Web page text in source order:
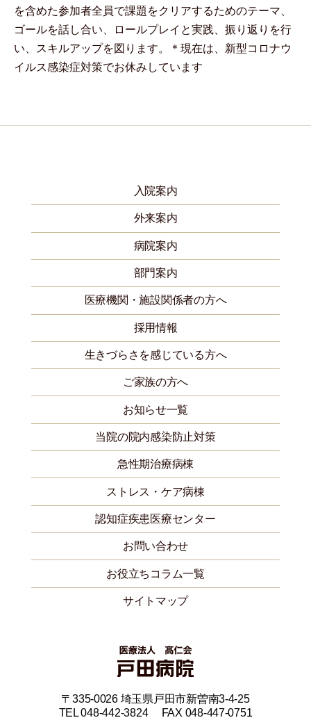
を含めた参加者全員で課題をクリアするためのテーマ、
ゴールを話し合い、ロールプレイと実践、振り返りを行
い、スキルアップを図ります。＊現在は、新型コロナウ
イルス感染症対策でお休みしています
入院案内
外来案内
病院案内
部門案内
医療機関・施設関係者の方へ
採用情報
生きづらさを感じている方へ
ご家族の方へ
お知らせ一覧
当院の院内感染防止対策
急性期治療病棟
ストレス・ケア病棟
認知症疾患医療センター
お問い合わせ
お役立ちコラム一覧
サイトマップ
〒335-0026 埼玉県戸田市新曽南3-4-25
TEL 048-442-3824 FAX 048-447-0751